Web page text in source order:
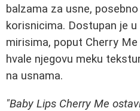
balzama za usne,
korisnicima. Dostupan je
mirisima, poput Cherry
hvale njegovu meku
na usnama.
"Baby Lips Cherry Me